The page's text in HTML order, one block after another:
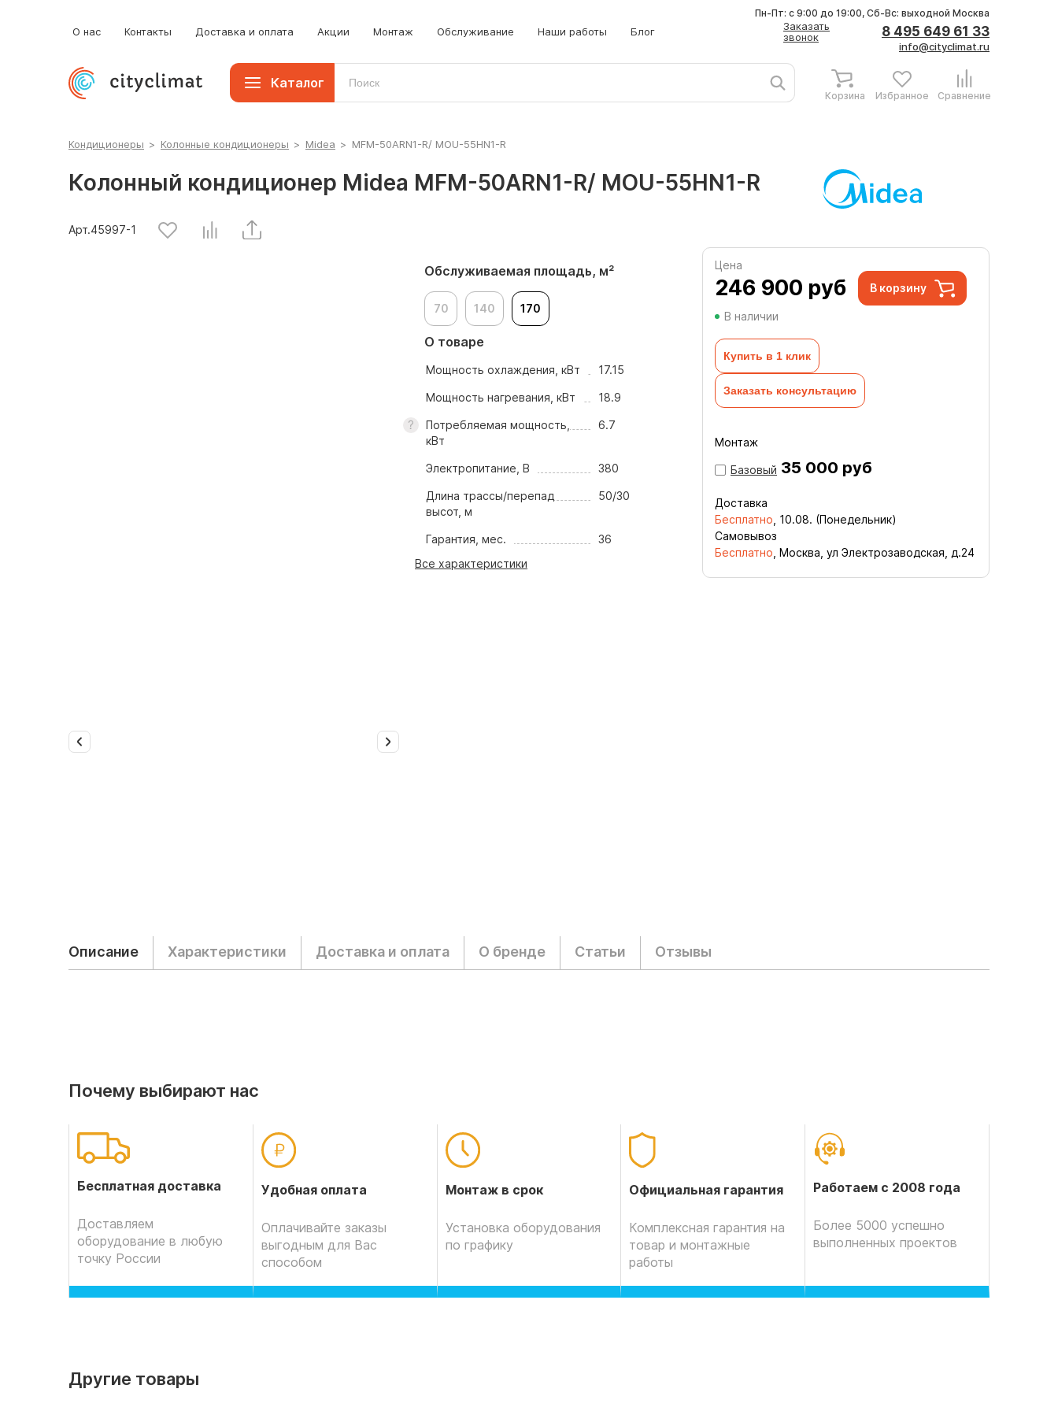
О нас Контакты Доставка и оплата Акции Монтаж Обслуживание Наши работы Блог
Заказать
звонок
8 495 649 61 33
info@cityclimat.ru
Пн-Пт: с 9:00 до 19:00, Сб-Вс: выходной Москва
Каталог
Корзина Избранное Сравнение
Кондиционеры > Колонные кондиционеры > Midea > MFM-50ARN1-R/ MOU-55HN1-R
Колонный кондиционер Midea MFM-50ARN1-R/ MOU-55HN1-R
Арт.45997-1
Обслуживаемая площадь, м²
70 140 170
О товаре
Мощность охлаждения, кВт 17.15
Мощность нагревания, кВт 18.9
Потребляемая мощность,
кВт
6.7
Электропитание, В 380
Длина трассы/перепад
высот, м
50/30
Гарантия, мес.
36
Все характеристики
Цена
246 900 руб В корзину
В наличии
Купить в 1 клик
Заказать консультацию
Монтаж
Базовый 35 000 руб
Доставка
Бесплатно 10.08. (Понедельник)
Самовывоз
Бесплатно , Москва, ул Электрозаводская, д.24
Описание Характеристики Доставка и оплата О бренде Статьи Отзывы
Почему выбирают нас
Бесплатная доставка
Доставляем
оборудование в любую
точку России
Удобная оплата
Оплачивайте заказы
выгодным для Вас
способом
Монтаж в срок
Установка оборудования
по графику
Официальная гарантия
Комплексная гарантия на
товар и монтажные
работы
Работаем с 2008 года
Более 5000 успешно
выполненных проектов
Другие товары